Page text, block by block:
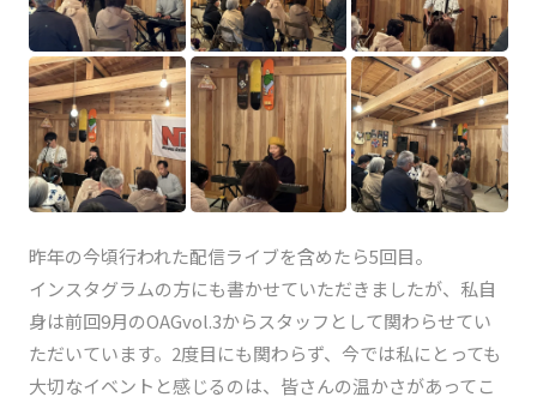
昨年の今頃行われた配信ライブを含めたら5回目。
インスタグラムの方にも書かせていただきましたが、私自
身は前回9月のOAGvol.3からスタッフとして関わらせてい
ただいています。2度目にも関わらず、今では私にとっても
大切なイベントと感じるのは、皆さんの温かさがあってこ